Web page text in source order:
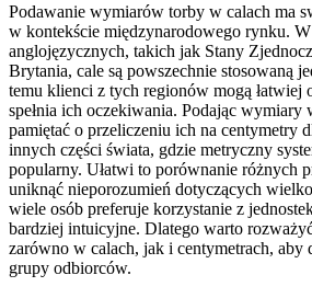
Podawanie wymiarów torby w calach ma
w kontekście międzynarodowego rynku.
anglojęzycznych, takich jak Stany
Brytania, cale są powszechnie stosowaną
temu klienci z tych regionów mogą łatwiej
spełnia ich oczekiwania. Podając wymiary
pamiętać o przeliczeniu ich na centymetry
innych części świata, gdzie metryczny
popularny. Ułatwi to porównanie różnych
uniknąć nieporozumień dotyczących
wiele osób preferuje korzystanie z
bardziej intuicyjne. Dlatego warto
zarówno w calach, jak i centymetrach, aby
grupy odbiorców.